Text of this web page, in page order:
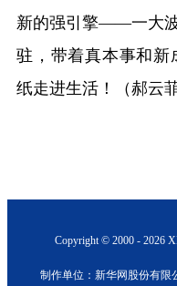
新的强引擎——一大波
驻，带着真本事和新
纸走进生活！（郝云
Copyright © 2000 - 2026
制作单位：新华网股份有